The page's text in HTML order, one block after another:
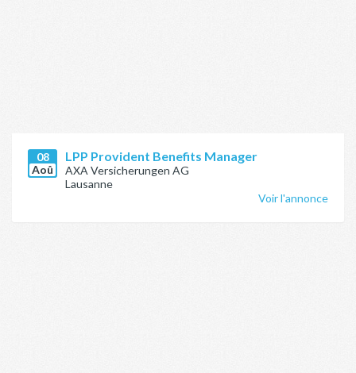
08
Aoû
LPP Provident Benefits Manager
AXA Versicherungen AG
Lausanne
Voir l'annonce